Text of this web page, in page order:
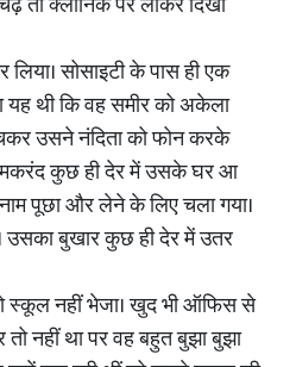
सोसाइटी के पास ही एक
यह थी कि वह समीर को अकेला
उसने नंदिता को फोन करके
मकरंद कुछ ही देर में उसके घर आ
पूछा और लेने के लिए चला गया।
बुखार कुछ ही देर में उतर
स्कूल नहीं भेजा। खुद भी ऑफिस से
नहीं था पर वह बहुत बुझा बुझा